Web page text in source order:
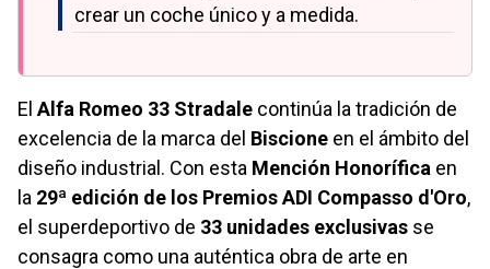
crear un coche único y a medida.
El Alfa Romeo 33 Stradale continúa la tradición de
excelencia de la marca del Biscione en el ámbito del
diseño industrial. Con esta Mención Honorífica en
la 29ª edición de los Premios ADI Compasso d'Oro,
el superdeportivo de 33 unidades exclusivas se
consagra como una auténtica obra de arte en